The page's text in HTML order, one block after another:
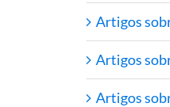
Artigos
Artigos
Artigos